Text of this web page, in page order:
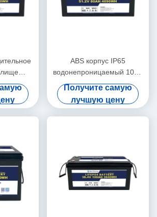
для
ABS корпус IP65
водонепроницаемый 100A
Макс разряд 48V80Ah
литий-ионные батареи для
солнечной
Получите самую
лучшую цену